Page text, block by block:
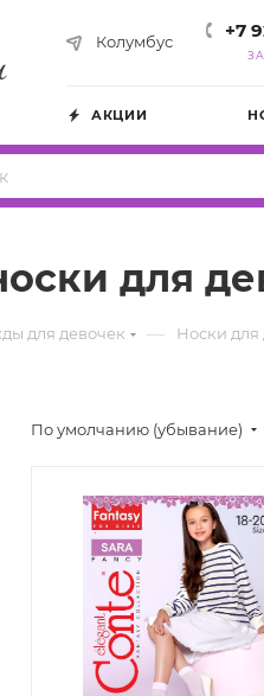
Колумбус +7
АКЦИИ
для
для девочек — Носки для
По умолчанию (убывание)